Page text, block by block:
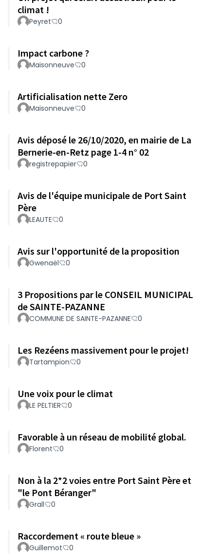
climat !
Peyret 0
Impact carbone ?
Maisonneuve 0
Artificialisation nette Zero
Maisonneuve 0
Avis déposé le 26/10/2020, en mairie de La
Bernerie-en-Retz page 1-4 n° 02
registrepapier 0
Avis de l'équipe municipale de Port Saint
Père
LEAUTE 0
Avis sur l'opportunité de la proposition
Gwenaël 0
3 Propositions par le CONSEIL MUNICIPAL
de SAINTE-PAZANNE
COMMUNE DE SAINTE-PAZANNE 0
Les Rezéens massivement pour le projet!
Tartampion 0
Une voix pour le climat
LE PELTIER 0
Favorable à un réseau de mobilité global.
Florent 0
Non à la 2*2 voies entre Port Saint Père et
"le Pont Béranger"
Grall 0
Raccordement « route bleue »
Guillemot 0